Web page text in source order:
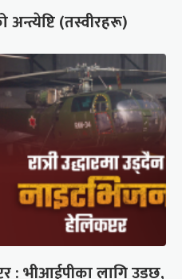
अन्त्येष्टि (तस्वीरहरू)